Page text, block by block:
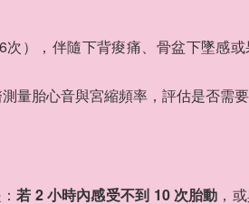
），伴隨下背痠痛、骨盆下墜感
量胎心音與宮縮頻率，評估是否需要
若 2 小時內感受不到 10 次胎動 ，